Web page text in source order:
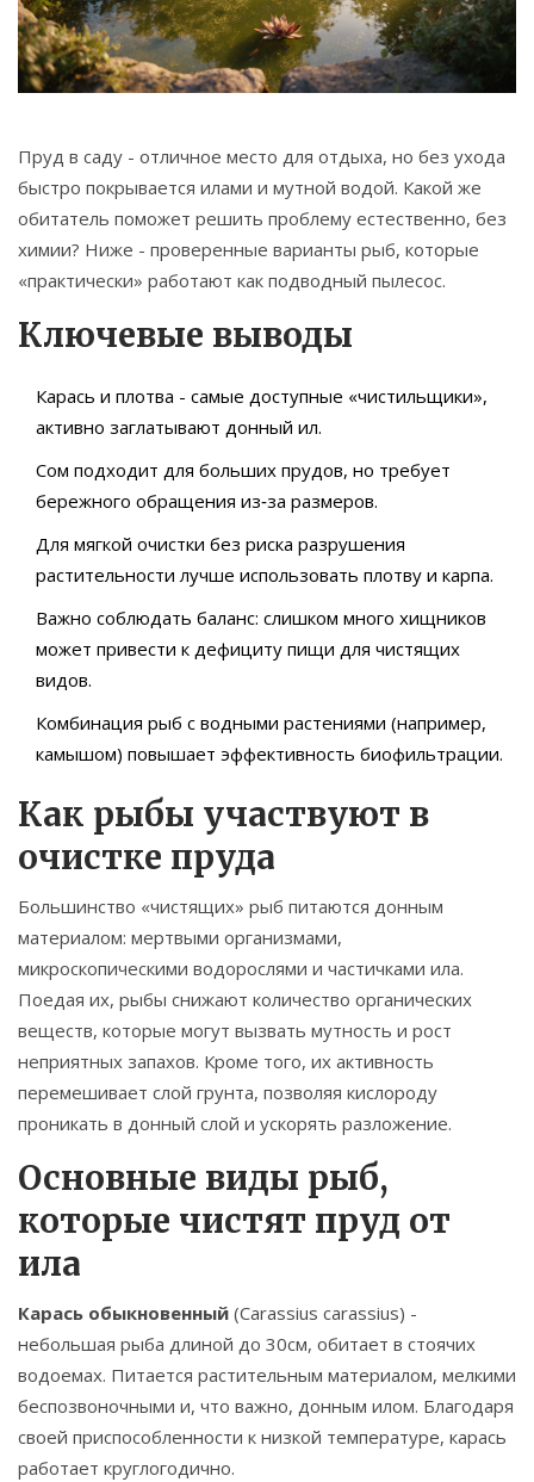
Связаться
© 2026. Все права защищены.
Пруд в саду - отличное место для отдыха, но без ухода
быстро покрывается илами и мутной водой. Какой же
обитатель поможет решить проблему естественно, без
химии? Ниже - проверенные варианты рыб, которые
«практически» работают как подводный пылесос.
Ключевые выводы
Карась и плотва - самые доступные «чистильщики»,
активно заглатывают донный ил.
Сом подходит для больших прудов, но требует
бережного обращения из‑за размеров.
Для мягкой очистки без риска разрушения
растительности лучше использовать плотву и карпа.
Важно соблюдать баланс: слишком много хищников
может привести к дефициту пищи для чистящих
видов.
Комбинация рыб с водными растениями (например,
камышом) повышает эффективность биофильтрации.
Как рыбы участвуют в
очистке пруда
Большинство «чистящих» рыб питаются донным
материалом: мертвыми организмами,
микроскопическими водорослями и частичками ила.
Поедая их, рыбы снижают количество органических
веществ, которые могут вызвать мутность и рост
неприятных запахов. Кроме того, их активность
перемешивает слой грунта, позволяя кислороду
проникать в донный слой и ускорять разложение.
Основные виды рыб,
которые чистят пруд от
ила
Карась обыкновенный (Carassius carassius) -
небольшая рыба длиной до 30см, обитает в стоячих
водоемах. Питается растительным материалом, мелкими
беспозвоночными и, что важно, донным илом. Благодаря
своей приспособленности к низкой температуре, карась
работает круглогодично.